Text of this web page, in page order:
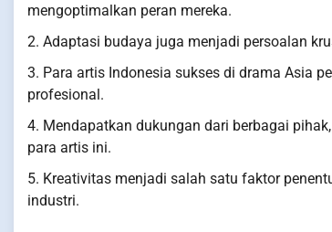
mengoptimalkan peran mereka.
2. Adaptasi budaya juga menjadi persoalan
3. Para artis Indonesia sukses di drama Asia
profesional.
4. Mendapatkan dukungan dari berbagai
para artis ini.
5. Kreativitas menjadi salah satu faktor
industri.